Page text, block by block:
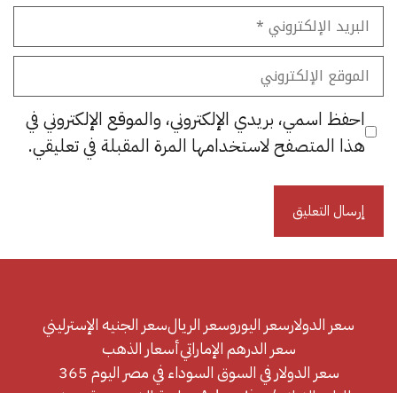
البريد
الإلكتروني
الموقع
الإلكتروني
احفظ اسمي، بريدي الإلكتروني، والموقع الإلكتروني في
هذا المتصفح لاستخدامها المرة المقبلة في تعليقي.
سعر الدولارسعر اليوروسعر الريالسعر الجنيه الإسترليني
سعر الدرهم الإماراتيأسعار الذهب
سعر الدولار في السوق السوداء في مصر اليوم 365